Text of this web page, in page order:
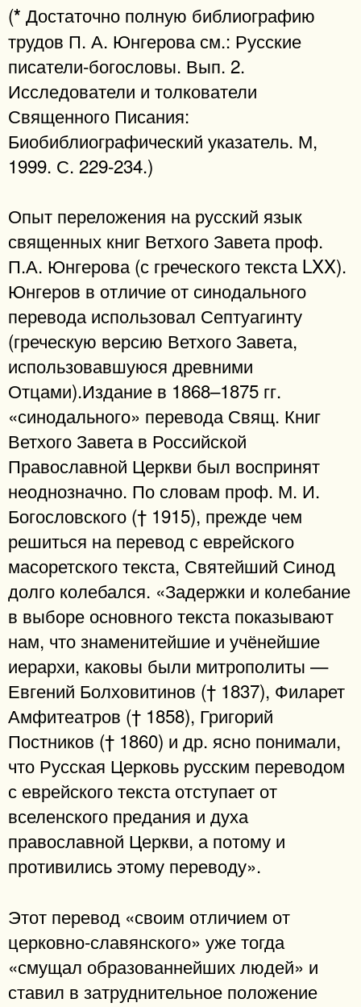
(* Достаточно полную библиографию
трудов П. А. Юнгерова см.: Русские
писатели-богословы. Вып. 2.
Исследователи и толкователи
Священного Писания:
Биобиблиографический указатель. М,
1999. С. 229-234.)
Опыт переложения на русский язык
священных книг Ветхого Завета проф.
П.А. Юнгерова (с греческого текста LXX).
Юнгеров в отличие от синодального
перевода использовал Септуагинту
(греческую версию Ветхого Завета,
использовавшуюся древними
Отцами).Издание в 1868–1875 гг.
«синодального» перевода Свящ. Книг
Ветхого Завета в Российской
Православной Церкви был воспринят
неоднозначно. По словам проф. М. И.
Богословского († 1915), прежде чем
решиться на перевод с еврейского
масоретского текста, Святейший Синод
долго колебался. «Задержки и колебание
в выборе основного текста показывают
нам, что знаменитейшие и учёнейшие
иерархи, каковы были митрополиты —
Евгений Болховитинов († 1837), Филарет
Амфитеатров († 1858), Григорий
Постников († 1860) и др. ясно понимали,
что Русская Церковь русским переводом
с еврейского текста отступает от
вселенского предания и духа
православной Церкви, а потому и
противились этому переводу».
Этот перевод «своим отличием от
церковно-славянского» уже тогда
«смущал образованнейших людей» и
ставил в затруднительное положение